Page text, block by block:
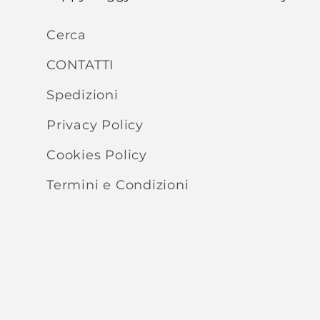
Cerca
CONTATTI
Spedizioni
Privacy Policy
Cookies Policy
Termini e Condizioni